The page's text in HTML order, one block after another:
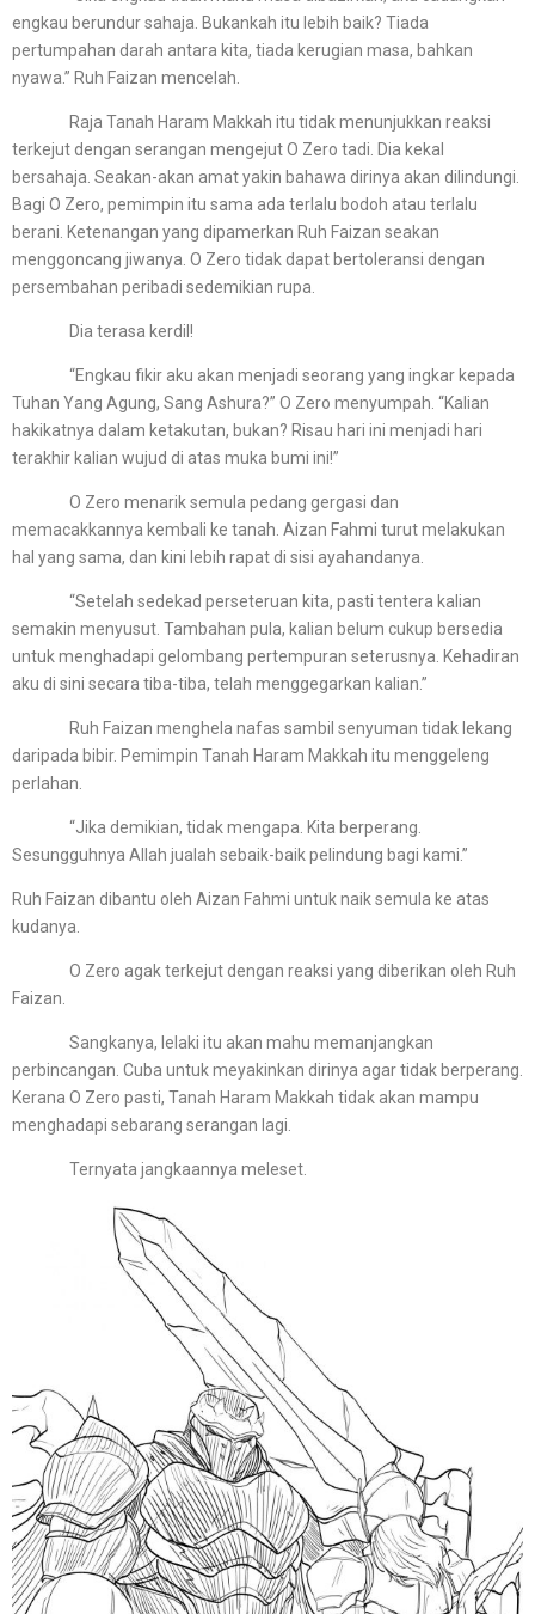
engkau berundur sahaja. Bukankah itu lebih baik? Tiada
pertumpahan darah antara kita, tiada kerugian masa, bahkan
nyawa.” Ruh Faizan mencelah.
Raja Tanah Haram Makkah itu tidak menunjukkan reaksi
terkejut dengan serangan mengejut O Zero tadi. Dia kekal
bersahaja. Seakan-akan amat yakin bahawa dirinya akan dilindungi.
Bagi O Zero, pemimpin itu sama ada terlalu bodoh atau terlalu
berani. Ketenangan yang dipamerkan Ruh Faizan seakan
menggoncang jiwanya. O Zero tidak dapat bertoleransi dengan
persembahan peribadi sedemikian rupa.
Dia terasa kerdil!
“Engkau fikir aku akan menjadi seorang yang ingkar kepada
Tuhan Yang Agung, Sang Ashura?” O Zero menyumpah. “Kalian
hakikatnya dalam ketakutan, bukan? Risau hari ini menjadi hari
terakhir kalian wujud di atas muka bumi ini!”
O Zero menarik semula pedang gergasi dan
memacakkannya kembali ke tanah. Aizan Fahmi turut melakukan
hal yang sama, dan kini lebih rapat di sisi ayahandanya.
“Setelah sedekad perseteruan kita, pasti tentera kalian
semakin menyusut. Tambahan pula, kalian belum cukup bersedia
untuk menghadapi gelombang pertempuran seterusnya. Kehadiran
aku di sini secara tiba-tiba, telah menggegarkan kalian.”
Ruh Faizan menghela nafas sambil senyuman tidak lekang
daripada bibir. Pemimpin Tanah Haram Makkah itu menggeleng
perlahan.
“Jika demikian, tidak mengapa. Kita berperang.
Sesungguhnya Allah jualah sebaik-baik pelindung bagi kami.”
Ruh Faizan dibantu oleh Aizan Fahmi untuk naik semula ke atas
kudanya.
O Zero agak terkejut dengan reaksi yang diberikan oleh Ruh
Faizan.
Sangkanya, lelaki itu akan mahu memanjangkan
perbincangan. Cuba untuk meyakinkan dirinya agar tidak berperang.
Kerana O Zero pasti, Tanah Haram Makkah tidak akan mampu
menghadapi sebarang serangan lagi.
Ternyata jangkaannya meleset.